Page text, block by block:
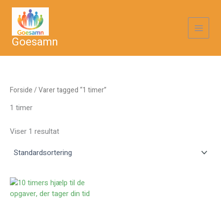
indholdet
Goesamn
Forside / Varer tagged “1 timer”
1 timer
Viser 1 resultat